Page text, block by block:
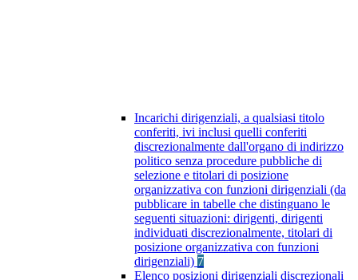
Incarichi dirigenziali, a qualsiasi titolo
conferiti, ivi inclusi quelli conferiti
discrezionalmente dall'organo di indirizzo
politico senza procedure pubbliche di
selezione e titolari di posizione
organizzativa con funzioni dirigenziali (da
pubblicare in tabelle che distinguano le
seguenti situazioni: dirigenti, dirigenti
individuati discrezionalmente, titolari di
posizione organizzativa con funzioni
dirigenziali) 7
Elenco posizioni dirigenziali discrezionali